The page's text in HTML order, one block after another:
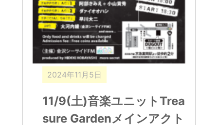
2024年11月5日
11/9(土)音楽ユニットTrea
sure Gardenメインアクト